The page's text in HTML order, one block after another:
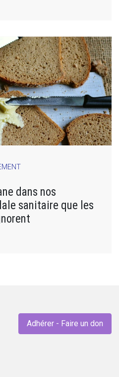
dans nos
sanitaire que les
Adhérer - Faire un don